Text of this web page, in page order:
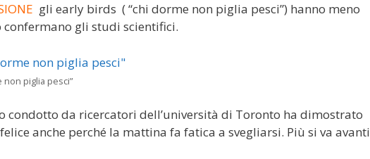
gli early birds ( “chi dorme non piglia pesci”) hanno meno
gli studi scientifici.
non piglia pesci”
condotto da ricercatori dell’università di Toronto ha dimostrato
anche perché la mattina fa fatica a svegliarsi. Più si va avanti